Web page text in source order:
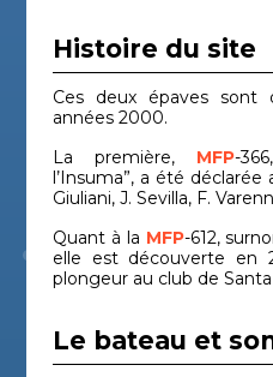
Histoire du site
Ces deux épaves sont
années 2000.
La première, MFP-
l’Insuma”, a été déclarée
Giuliani, J. Sevilla, F.
Quant à la MFP-612,
elle est découverte en
plongeur au club de Santa
Le bateau et